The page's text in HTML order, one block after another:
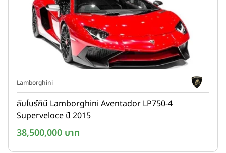
Lamborghini
ลัมโบร์กินี Lamborghini Aventador LP750-4
Superveloce ปี 2015
38,500,000 บาท